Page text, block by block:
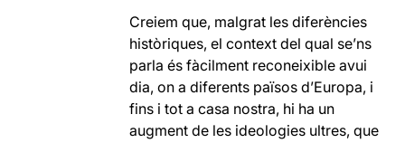
Creiem que, malgrat les diferències
històriques, el context del qual se’ns
parla és fàcilment reconeixible avui
dia, on a diferents països d’Europa, i
fins i tot a casa nostra, hi ha un
augment de les ideologies ultres, que